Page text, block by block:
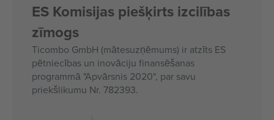
ES Komisijas piešķirts izcilības
zīmogs
Ticombo GmbH (mātesuzņēmums) ir atzīts ES
pētniecības un inovāciju finansēšanas
programmā "Apvārsnis 2020", par savu
priekšlikumu Nr. 782393.